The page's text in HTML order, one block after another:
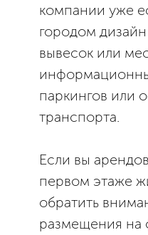
компании уже
городом
вывесок или
паркингов или
транспорта.
Если вы
первом этаже
обратить
размещения на